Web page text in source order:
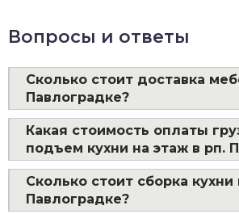
Вопросы и ответы
Сколько стоит доставка
Павлоградке?
Какая стоимость оплаты
подъем кухни на этаж в рп.
Сколько стоит сборка кухни
Павлоградке?